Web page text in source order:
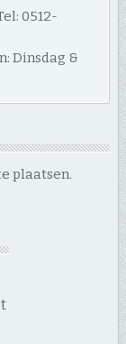
0512-
Dinsdag &
plaatsen.